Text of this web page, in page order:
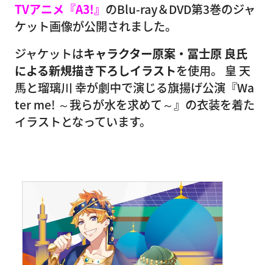
TVアニメ『A3!』 のBlu-ray＆DVD第3巻のジャ
ケット画像が公開されました。
ジャケットはキャラクター原案・冨士原 良氏
による新規描き下ろしイラストを使用。 皇 天
馬と瑠璃川 幸が劇中で演じる旗揚げ公演『Wa
ter me! ～我らが水を求めて～』の衣装を着た
イラストとなっています。